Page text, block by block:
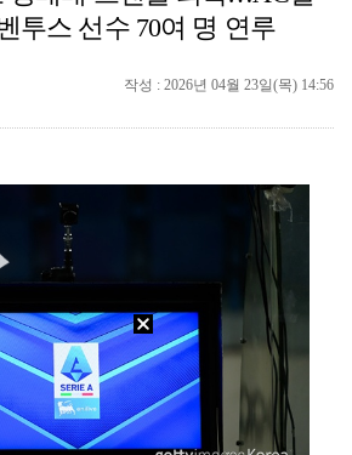
"큰 섭섭함 안겨 미안"…블랙핑크 지수, 10주년 잡음…
축구협회 성접대 파문에 더불어민주당 "타락한 뒷거래로 …
"황정민, '어우 섹시하네' 마음의 소리였다 시인해" …
이강인 향한 시메오네 감독의 극찬…"겸손하고 노력하는 …
투스 선수 70여 명 연루
작성 : 2026년 04월 23일(목) 14:56